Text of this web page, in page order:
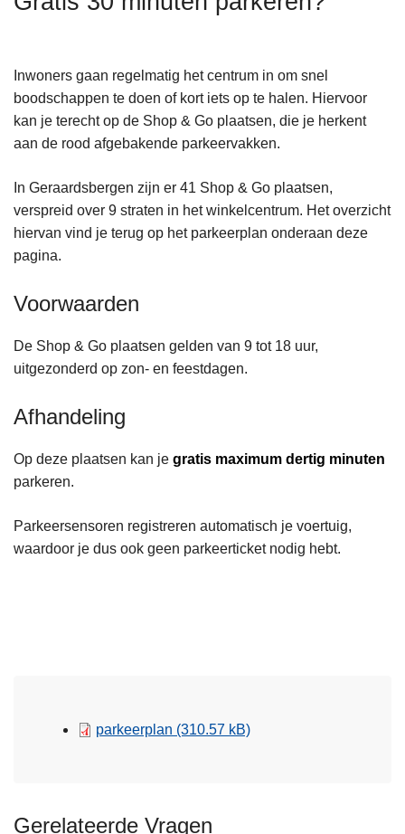
Inwoners gaan regelmatig het centrum in om snel
boodschappen te doen of kort iets op te halen. Hiervoor
kan je terecht op de Shop & Go plaatsen, die je herkent
aan de rood afgebakende parkeervakken.
In Geraardsbergen zijn er 41 Shop & Go plaatsen,
verspreid over 9 straten in het winkelcentrum. Het overzicht
hiervan vind je terug op het parkeerplan onderaan deze
pagina.
Voorwaarden
De Shop & Go plaatsen gelden van 9 tot 18 uur,
uitgezonderd op zon- en feestdagen.
Afhandeling
Op deze plaatsen kan je gratis maximum dertig minuten
parkeren.
Parkeersensoren registreren automatisch je voertuig,
waardoor je dus ook geen parkeerticket nodig hebt.
parkeerplan (310.57 kB)
Gerelateerde Vragen